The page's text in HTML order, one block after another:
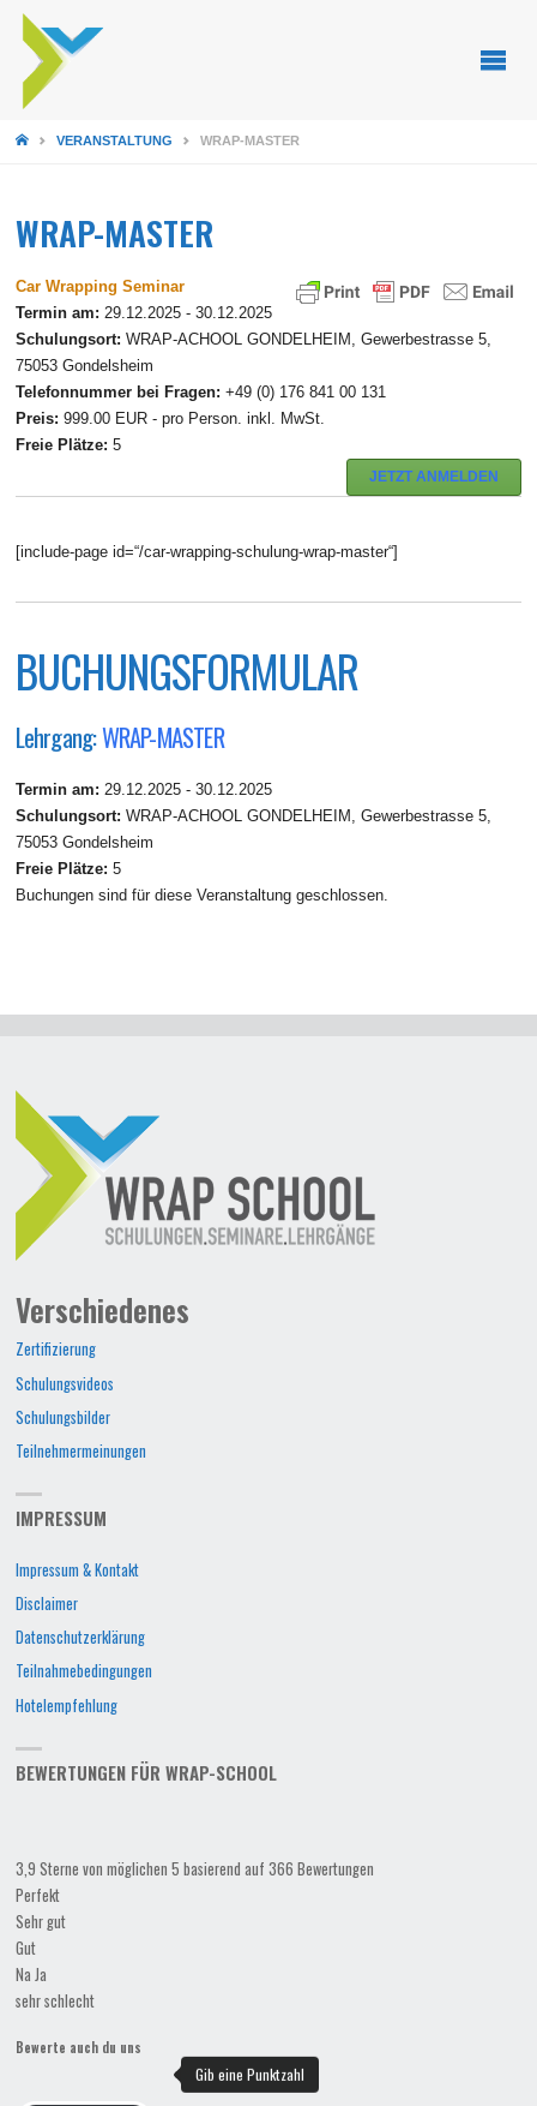
STARTSEITE
VERANSTALTUNG WRAP-MASTER
WRAP-MASTER
Car Wrapping Seminar
Termin am: 29.12.2025 - 30.12.2025
Schulungsort: WRAP-ACHOOL GONDELHEIM, Gewerbestrasse 5,
75053 Gondelsheim
Telefonnummer bei Fragen: +49 (0) 176 841 00 131
Preis: 999.00 EUR - pro Person. inkl. MwSt.
Freie Plätze: 5
JETZT ANMELDEN
[include-page id=“/car-wrapping-schulung-wrap-master“]
BUCHUNGSFORMULAR
Lehrgang:WRAP-MASTER
Termin am: 29.12.2025 - 30.12.2025
Schulungsort: WRAP-ACHOOL GONDELHEIM, Gewerbestrasse 5,
75053 Gondelsheim
Freie Plätze: 5
Buchungen sind für diese Veranstaltung geschlossen.
Verschiedenes
Zertifizierung
Schulungsvideos
Schulungsbilder
Teilnehmermeinungen
IMPRESSUM
Impressum & Kontakt
Disclaimer
Datenschutzerklärung
Teilnahmebedingungen
Hotelempfehlung
BEWERTUNGEN FÜR WRAP-SCHOOL
3,9 Sterne von möglichen 5 basierend auf 366 Bewertungen
Perfekt
Sehr gut
Gut
Na Ja
sehr schlecht
Bewerte auch du uns